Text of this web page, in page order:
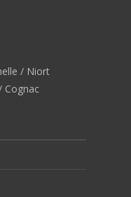
/ Niort
Cognac